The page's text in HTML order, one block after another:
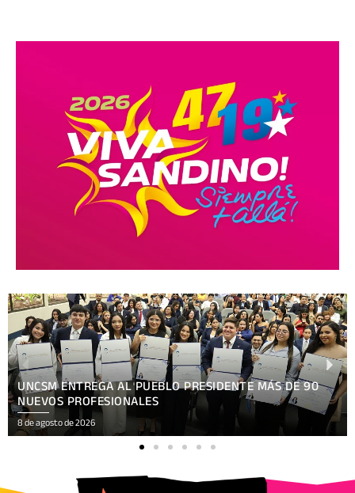
XV FESTIVAL INTERNACIONAL REÚNE EN NICARAGUA
ARTE, CULTURA
8 de agosto de 2026